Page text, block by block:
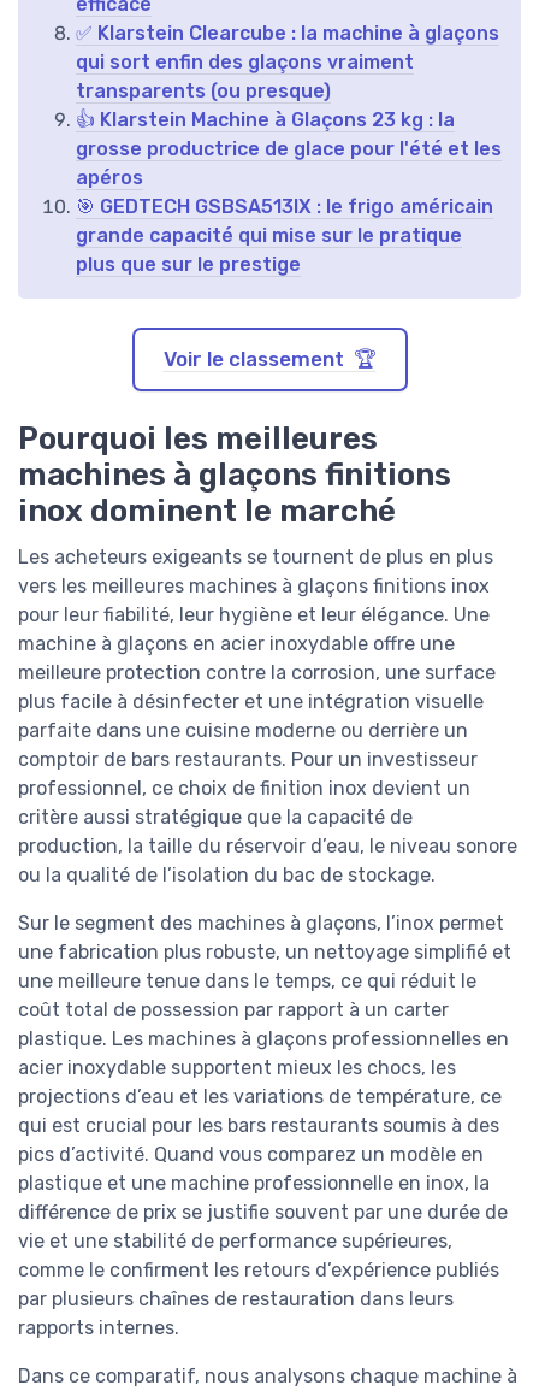
✅ Klarstein Clearcube : la machine à glaçons
qui sort enfin des glaçons vraiment
transparents (ou presque)
👍 Klarstein Machine à Glaçons 23 kg : la
grosse productrice de glace pour l'été et les
apéros
🎯 GEDTECH GSBSA513IX : le frigo américain
grande capacité qui mise sur le pratique
plus que sur le prestige
Voir le classement 🏆
Pourquoi les meilleures
machines à glaçons finitions
inox dominent le marché
Les acheteurs exigeants se tournent de plus en plus
vers les meilleures machines à glaçons finitions inox
pour leur fiabilité, leur hygiène et leur élégance. Une
machine à glaçons en acier inoxydable offre une
meilleure protection contre la corrosion, une surface
plus facile à désinfecter et une intégration visuelle
parfaite dans une cuisine moderne ou derrière un
comptoir de bars restaurants. Pour un investisseur
professionnel, ce choix de finition inox devient un
critère aussi stratégique que la capacité de
production, la taille du réservoir d’eau, le niveau sonore
ou la qualité de l’isolation du bac de stockage.
Sur le segment des machines à glaçons, l’inox permet
une fabrication plus robuste, un nettoyage simplifié et
une meilleure tenue dans le temps, ce qui réduit le
coût total de possession par rapport à un carter
plastique. Les machines à glaçons professionnelles en
acier inoxydable supportent mieux les chocs, les
projections d’eau et les variations de température, ce
qui est crucial pour les bars restaurants soumis à des
pics d’activité. Quand vous comparez un modèle en
plastique et une machine professionnelle en inox, la
différence de prix se justifie souvent par une durée de
vie et une stabilité de performance supérieures,
comme le confirment les retours d’expérience publiés
par plusieurs chaînes de restauration dans leurs
rapports internes.
Dans ce comparatif, nous analysons chaque machine à